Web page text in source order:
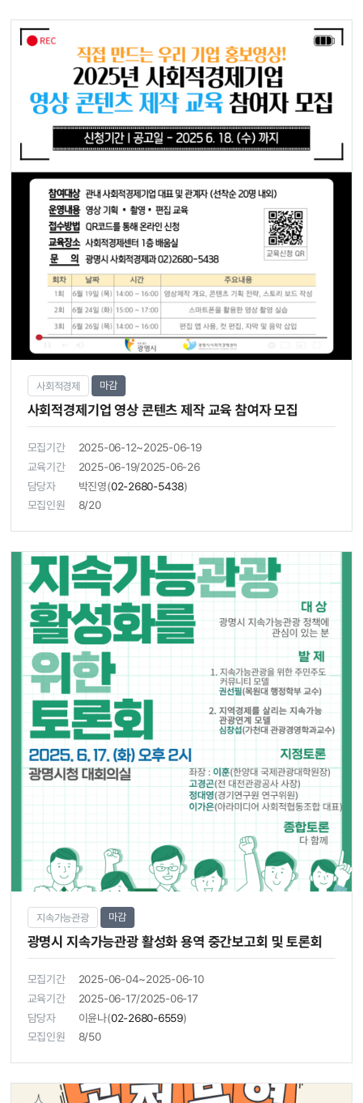
사회적경제 마감
사회적경제기업 영상 콘텐츠 제작 교육 참여자 모집
모집기간
2025-06-12~2025-06-19
교육기간
2025-06-19/2025-06-26
담당자
박진영(02-2680-5438)
모집인원
8/20
지속가능관광 마감
광명시 지속가능관광 활성화 용역 중간보고회 및 토론회
모집기간
2025-06-04~2025-06-10
교육기간
2025-06-17/2025-06-17
담당자
이윤나(02-2680-6559)
모집인원
8/50